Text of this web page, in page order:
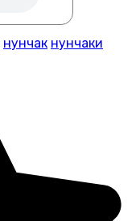
нунчак нунчаки